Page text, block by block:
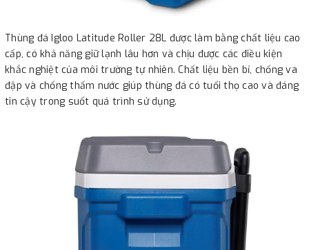
Thùng đá Igloo Latitude Roller 28L được làm bằng chất liệu cao
cấp, có khả năng giữ lạnh lâu hơn và chịu được các điều kiện
khắc nghiệt của môi trường tự nhiên. Chất liệu bền bỉ, chống va
đập và chống thấm nước giúp thùng đá có tuổi thọ cao và đáng
tin cậy trong suốt quá trình sử dụng.